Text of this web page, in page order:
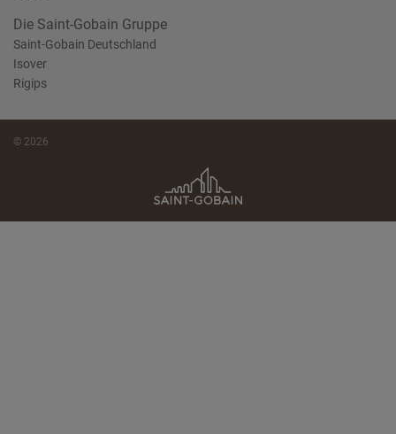
Die Saint-Gobain Gruppe
Saint-Gobain Deutschland
Isover
Rigips
© 2026